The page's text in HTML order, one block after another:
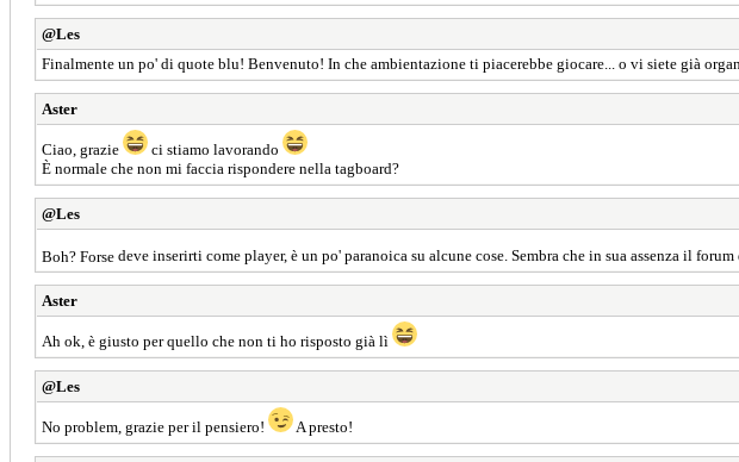
@Les
Finalmente un po' di quote blu! Benvenuto! In che ambientazione ti piacerebbe giocare... o vi siete già
Aster
Ciao, grazie
ci stiamo lavorando
È normale che non mi faccia rispondere nella tagboard?
@Les
Boh? Forse deve inserirti come player, è un po' paranoica su alcune cose. Sembra che in sua assenza il
Aster
Ah ok, è giusto per quello che non ti ho risposto già lì
@Les
No problem, grazie per il pensiero! A presto!